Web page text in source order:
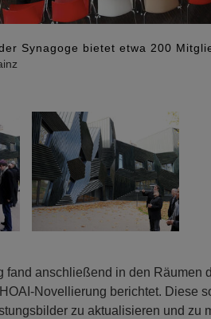
Synagoge bietet etwa 200
fand anschließend in den Räumen
Novellierung berichtet. Diese
zu aktualisieren und